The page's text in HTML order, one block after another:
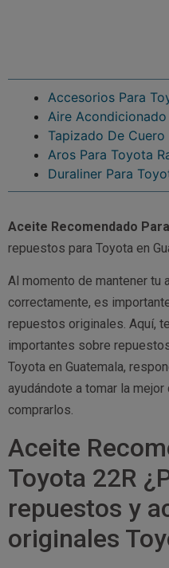
Accesorios Para
Aire
Tapizado De
Aros Para Toyota
Duraliner Para
Aceite Recomendado
repuestos para Toyota en
Al momento de mantener tu
correctamente, es
repuestos originales. Aquí,
importantes sobre
Toyota en Guatemala,
ayudándote a tomar la
comprarlos.
Aceite
Toyota 22R
repuestos y
originales